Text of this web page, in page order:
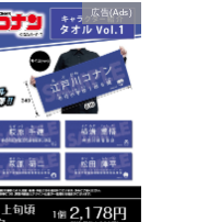
広告(Ads)